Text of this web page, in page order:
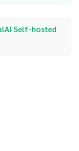
Self-hosted